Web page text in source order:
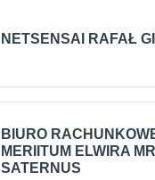
NETSENSAI RAFAŁ
BIURO
MERIITUM ELWIRA
SATERNUS